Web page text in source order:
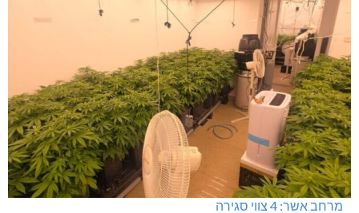
מרחב אשר: 4 צווי סגירה